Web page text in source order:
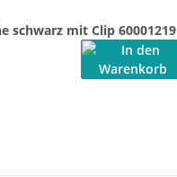
schwarz mit Clip 60001219